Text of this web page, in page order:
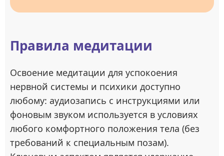
Правила медитации
Освоение медитации для успокоения
нервной системы и психики доступно
любому: аудиозапись с инструкциями или
фоновым звуком используется в условиях
любого комфортного положения тела (без
требований к специальным позам).